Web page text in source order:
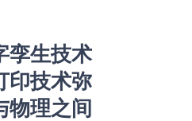
孪生技术
印技术弥
物理之间